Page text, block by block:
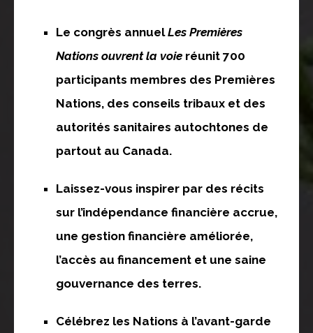
Le congrès annuelLes Premières
Nations ouvrent la voie réunit 700
participants membres des Premières
Nations, des conseils tribaux et des
autorités sanitaires autochtones de
partout au Canada.
Laissez-vous inspirer par des récits
sur l’indépendance financière accrue,
une gestion financière améliorée,
l’accès au financement et une saine
gouvernance des terres.
Célébrez les Nations à l’avant-garde